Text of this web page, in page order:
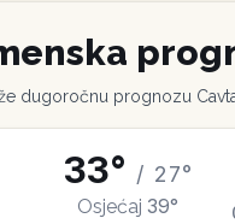
dugoročnu prognozu
33° / 27°
Osjećaj 39°